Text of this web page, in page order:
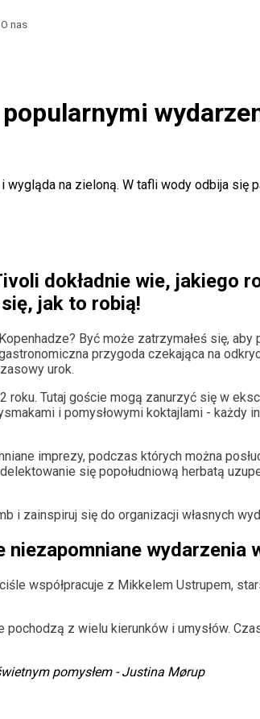
O nas
dokładnie wie, jakiego
jak to robią!
Być może zatrzymałeś się,
przygoda czekająca na
urok.
roku. Tutaj goście mogą zanurzyć się w
i pomysłowymi koktajlami - każdy
imprezy, podczas których można
się popołudniową herbatą
i zainspiruj się do organizacji własnych
wydarzenia
współpracuje z Mikkelem Ustrupem,
z wielu kierunków i umysłów.
pomysłem - Justina Mørup